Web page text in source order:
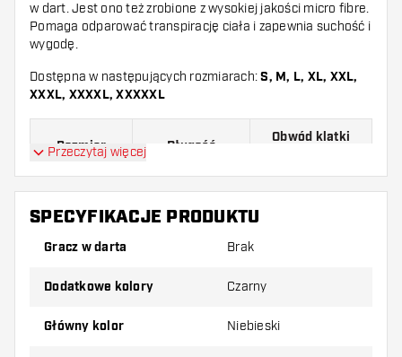
w dart. Jest ono też zrobione z wysokiej jakości micro fibre.
Pomaga odparować transpirację ciała i zapewnia suchość i
wygodę.
Dostępna w następujących rozmiarach:S, M, L, XL, XXL,
XXXL, XXXXL, XXXXXL
Rozmiar Długość
Obwód klatki
S 67,0 cm 110,0 cm
Przeczytaj więcej
SPECYFIKACJE PRODUKTU
Gracz w darta Brak
Dodatkowe kolory Czarny
Główny kolor Niebieski